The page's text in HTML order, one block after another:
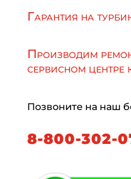
Гарантия на
Производим
сервисном
Позвоните на наш
8-800-302-